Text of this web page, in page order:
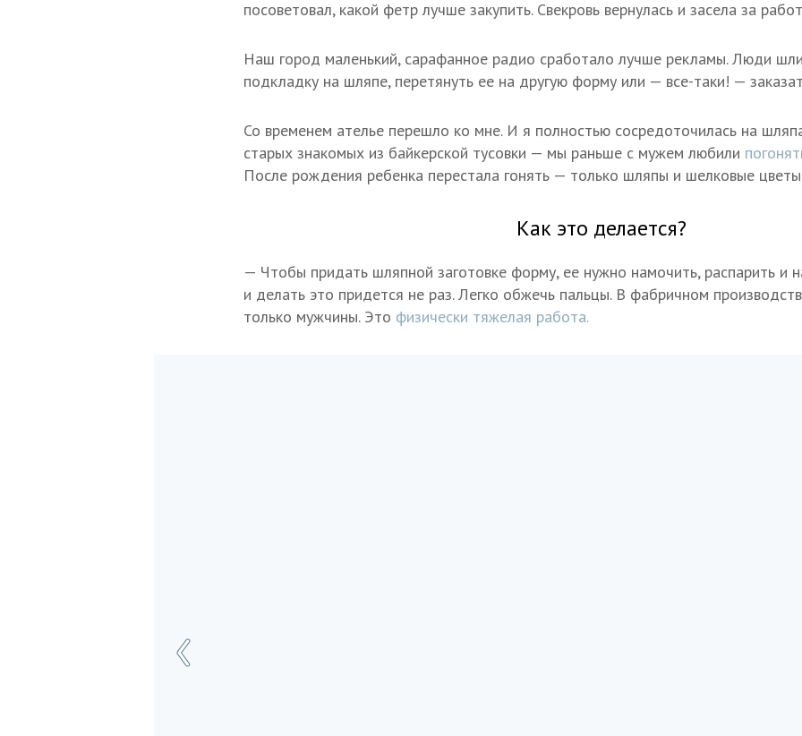
посоветовал, какой фетр лучше закупить. Свекровь вернулась и засела за
Наш город маленький, сарафанное радио сработало лучше рекламы. Люди
подкладку на шляпе, перетянуть ее на другую форму или — все-таки! —
Со временем ателье перешло ко мне. И я полностью сосредоточилась на
старых знакомых из байкерской тусовки — мы раньше с мужем любили
После рождения ребенка перестала гонять — только шляпы и шелковые
Как это делается?
— Чтобы придать шляпной заготовке форму, ее нужно намочить, распарить и
и делать это придется не раз. Легко обжечь пальцы. В фабричном
только мужчины. Это физически тяжелая работа.